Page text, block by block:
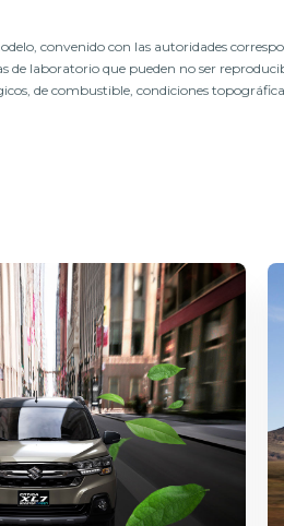
convenido con las autoridades
laboratorio que pueden no ser
de combustible, condiciones